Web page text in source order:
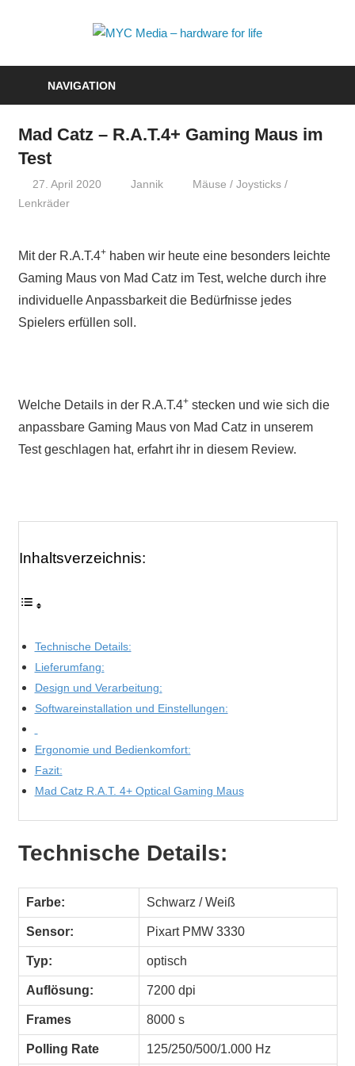
Media
–
for
NAVIGATION
Mad Catz – R.A.T.4+ Gaming Maus im
Test
27. April 2020 Jannik
Mäuse / Joysticks /
Lenkräder
Mit der R.A.T.4+haben wir heute eine besonders leichte
Gaming Maus von Mad Catz im Test, welche durch ihre
individuelle Anpassbarkeit die Bedürfnisse jedes
Spielers erfüllen soll.
Welche Details in der R.A.T.4+stecken und wie sich die
anpassbare Gaming Maus von Mad Catz in unserem
Test geschlagen hat, erfahrt ihr in diesem Review.
Inhaltsverzeichnis:
Technische Details:
Lieferumfang:
Design und Verarbeitung:
Softwareinstallation und Einstellungen:
Ergonomie und Bedienkomfort:
Fazit:
Mad Catz R.A.T. 4+ Optical Gaming Maus
Technische Details:
Farbe: Schwarz / Weiß
Sensor: Pixart PMW 3330
Typ: optisch
Auflösung: 7200 dpi
Frames 8000 s
Polling Rate 125/250/500/1.000 Hz